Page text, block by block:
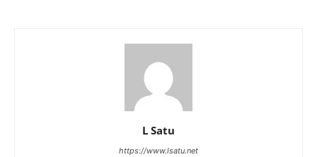
L Satu
https://www.lsatu.net